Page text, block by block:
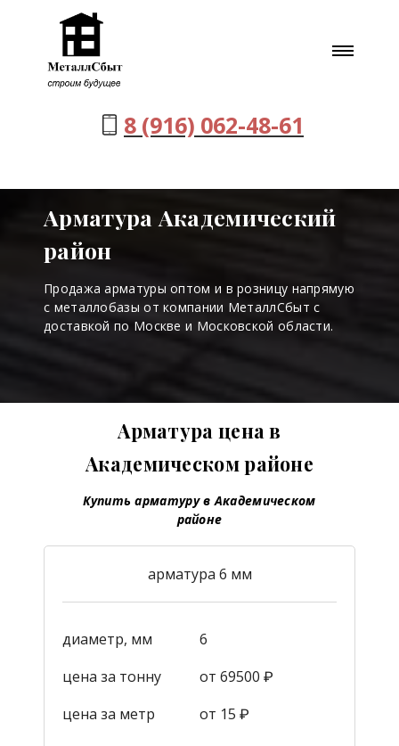
8 (916) 062-48-61
Арматура Академический
район
Продажа арматуры оптом и в розницу напрямую
с металлобазы от компании МеталлСбыт с
доставкой по Москве и Московской области.
Арматура цена в
Академическом районе
Купить арматуру в Академическом
районе
арматура 6 мм
диаметр, мм
6
цена за тонну
от 69500 ₽
цена за метр
от 15 ₽